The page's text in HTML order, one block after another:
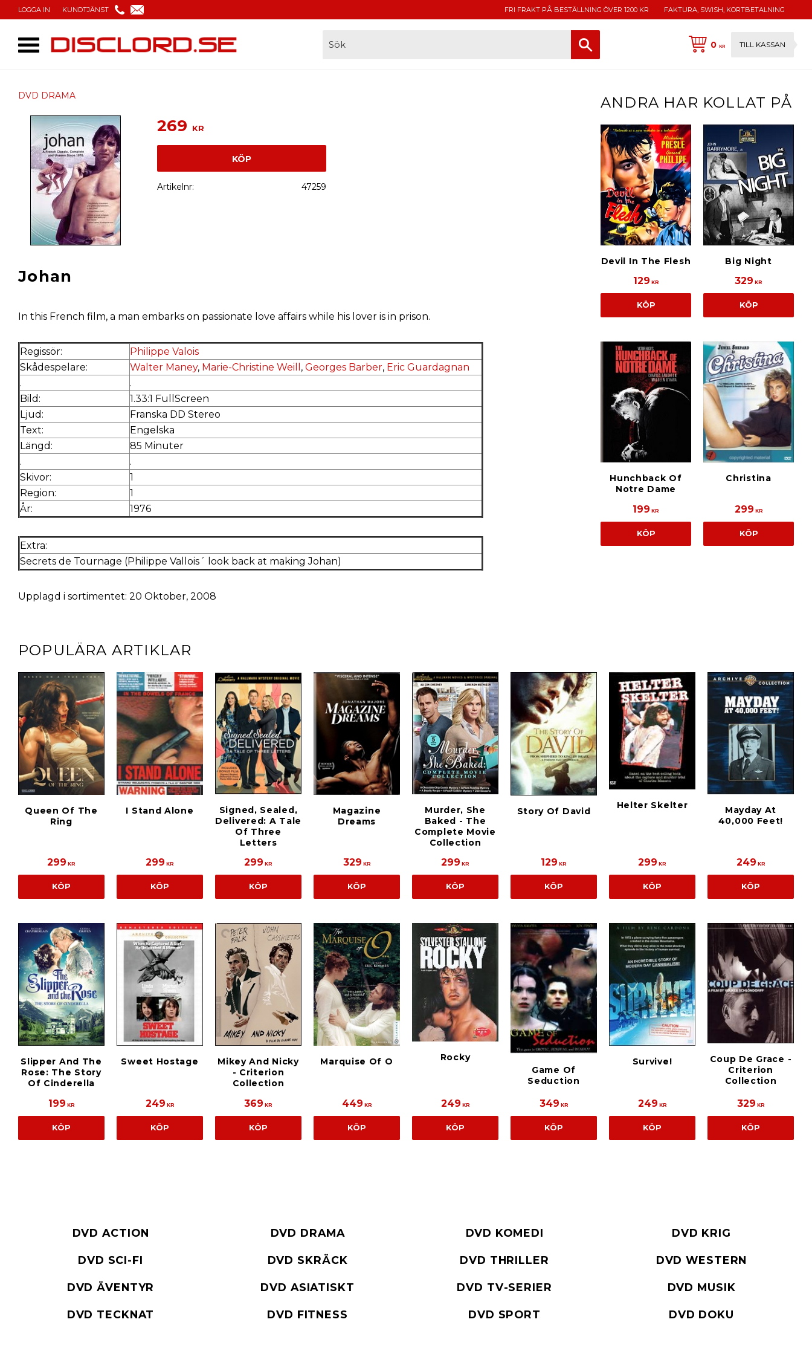
LOGGA IN KUNDTJÄNST FRI FRAKT PÅ BESTÄLLNING ÖVER 1200 KR FAKTURA, SWISH, KORTBETALNING
0KR TILL KASSAN
DVD DRAMA
269 KR
KÖP
Artikelnr 47259
Johan
In this French film, a man embarks on passionate love affairs while his lover is in prison.
Regissör:
Philippe Valois
Skådespelare:
Walter Maney, Marie-Christine Weill , Georges Barber, Eric Guardagnan
.
.
Bild:
1.33:1 FullScreen
Ljud:
Franska DD Stereo
Text:
Engelska
Längd:
85 Minuter
.
.
Skivor:
1
Region:
1
År:
1976
Extra:
Secrets de Tournage (Philippe Vallois´ look back at making Johan)
Upplagd i sortimentet: 20 Oktober, 2008
ANDRA HAR KOLLAT PÅ
Devil In The Flesh
129 KR
KÖP
Big Night
329 KR
KÖP
Hunchback Of
Notre Dame
199 KR
KÖP
Christina
299 KR
KÖP
POPULÄRA ARTIKLAR
Queen Of The
Ring
299 KR
KÖP
I Stand Alone
299 KR
KÖP
Signed, Sealed,
Delivered: A Tale
Of Three
Letters
299 KR
KÖP
Magazine
Dreams
329 KR
KÖP
Murder, She
Baked - The
Complete Movie
Collection
299 KR
KÖP
Story Of David
129 KR
KÖP
Helter Skelter
299 KR
KÖP
Mayday At
40,000 Feet!
249 KR
KÖP
Slipper And The
Rose: The Story
Of Cinderella
199 KR
KÖP
Sweet Hostage
249 KR
KÖP
Mikey And Nicky
- Criterion
Collection
369 KR
KÖP
Marquise Of O
449 KR
KÖP
Rocky
249 KR
KÖP
Game Of
Seduction
349 KR
KÖP
Survive!
249 KR
KÖP
Coup De Grace -
Criterion
Collection
329 KR
KÖP
DVD ACTION DVD DRAMA DVD KOMEDI DVD KRIG
DVD SCI-FI DVD SKRÄCK DVD THRILLER DVD WESTERN
DVD ÄVENTYR DVD ASIATISKT DVD TV-SERIER DVD MUSIK
DVD TECKNAT DVD FITNESS DVD SPORT DVD DOKU